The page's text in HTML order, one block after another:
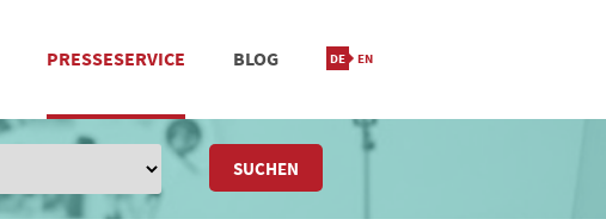
STANDORT & KONTAKT
PRESSESERVICE BLOG
SUCHEN